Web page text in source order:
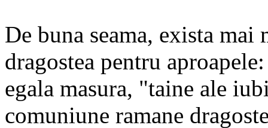
De buna seama, exista
dragostea pentru
egala masura, "taine ale
comuniune ramane